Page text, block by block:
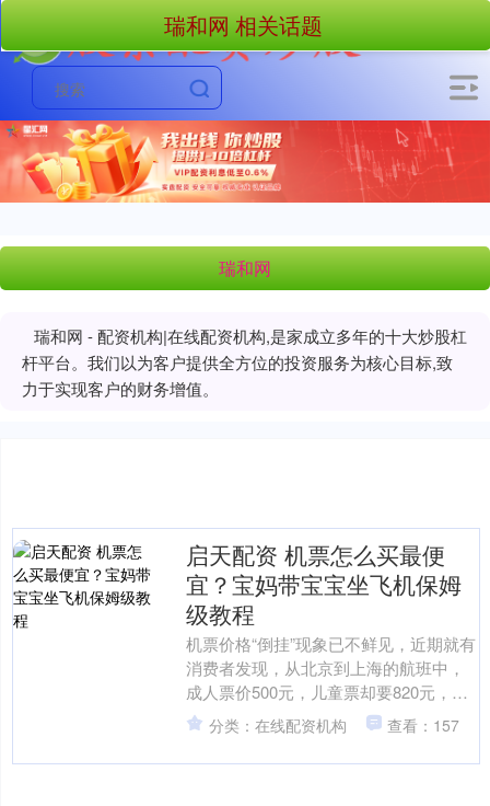
瑞和网
瑞和网 - 配资机构|在线配资机构,是家成立多年的十大炒股杠
杆平台。我们以为客户提供全方位的投资服务为核心目标,致
力于实现客户的财务增值。
瑞和网 相关话题
启天配资 机票怎么买最便
宜？宝妈带宝宝坐飞机保姆
级教程
机票价格“倒挂”现象已不鲜见，近期就有
消费者发现，从北京到上海的航班中，
成人票价500元，儿童票却要820元，高
出60%以上。 如何巧妙规避儿童票比成
人票还贵的....
分类：在线配资机构 查看：157